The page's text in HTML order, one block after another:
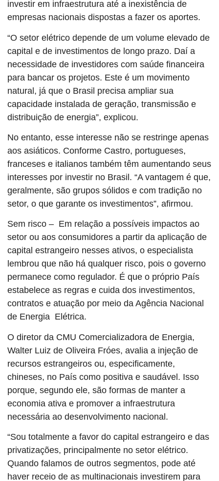
investir em infraestrutura até a inexistência de
empresas nacionais dispostas a fazer os aportes.
“O setor elétrico depende de um volume elevado de
capital e de investimentos de longo prazo. Daí a
necessidade de investidores com saúde financeira
para bancar os projetos. Este é um movimento
natural, já que o Brasil precisa ampliar sua
capacidade instalada de geração, transmissão e
distribuição de energia”, explicou.
No entanto, esse interesse não se restringe apenas
aos asiáticos. Conforme Castro, portugueses,
franceses e italianos também têm aumentando seus
interesses por investir no Brasil. “A vantagem é que,
geralmente, são grupos sólidos e com tradição no
setor, o que garante os investimentos”, afirmou.
Sem risco – Em relação a possíveis impactos ao
setor ou aos consumidores a partir da aplicação de
capital estrangeiro nesses ativos, o especialista
lembrou que não há qualquer risco, pois o governo
permanece como regulador. É que o próprio País
estabelece as regras e cuida dos investimentos,
contratos e atuação por meio da Agência Nacional
de Energia Elétrica.
O diretor da CMU Comercializadora de Energia,
Walter Luiz de Oliveira Fróes, avalia a injeção de
recursos estrangeiros ou, especificamente,
chineses, no País como positiva e saudável. Isso
porque, segundo ele, são formas de manter a
economia ativa e promover a infraestrutura
necessária ao desenvolvimento nacional.
“Sou totalmente a favor do capital estrangeiro e das
privatizações, principalmente no setor elétrico.
Quando falamos de outros segmentos, pode até
haver receio de as multinacionais investirem para